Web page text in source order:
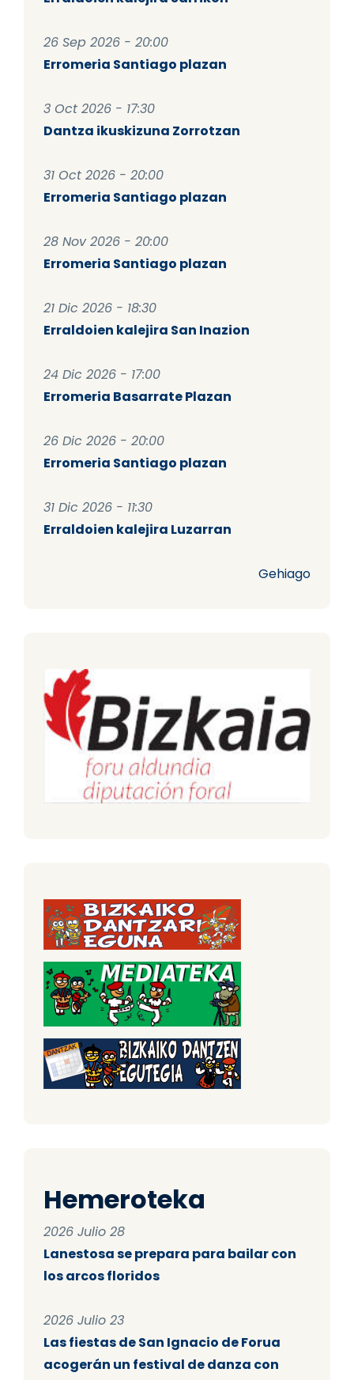
26 Sep 2026 - 20:00
Erromeria Santiago plazan
3 Oct 2026 - 17:30
Dantza ikuskizuna Zorrotzan
31 Oct 2026 - 20:00
Erromeria Santiago plazan
28 Nov 2026 - 20:00
Erromeria Santiago plazan
21 Dic 2026 - 18:30
Erraldoien kalejira San Inazion
24 Dic 2026 - 17:00
Erromeria Basarrate Plazan
26 Dic 2026 - 20:00
Erromeria Santiago plazan
31 Dic 2026 - 11:30
Erraldoien kalejira Luzarran
Gehiago
Hemeroteka
2026 Julio 28
Lanestosa se prepara para bailar con
los arcos floridos
2026 Julio 23
Las fiestas de San Ignacio de Forua
acogerán un festival de danza con